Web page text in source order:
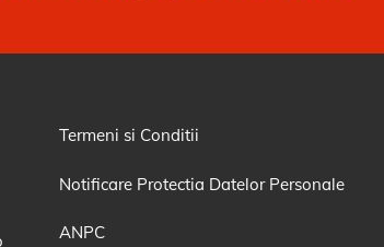
Termeni si Conditii
Notificare Protectia Datelor Personale
ANPC